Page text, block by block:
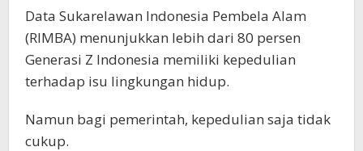
Data Sukarelawan Indonesia Pembela Alam
(RIMBA) menunjukkan lebih dari 80 persen
Generasi Z Indonesia memiliki kepedulian
terhadap isu lingkungan hidup.
Namun bagi pemerintah, kepedulian saja tidak
cukup.